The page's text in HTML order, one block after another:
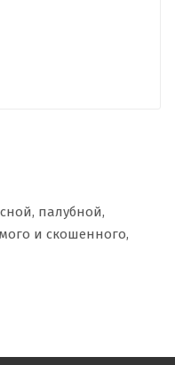
палубной,
и скошенного,